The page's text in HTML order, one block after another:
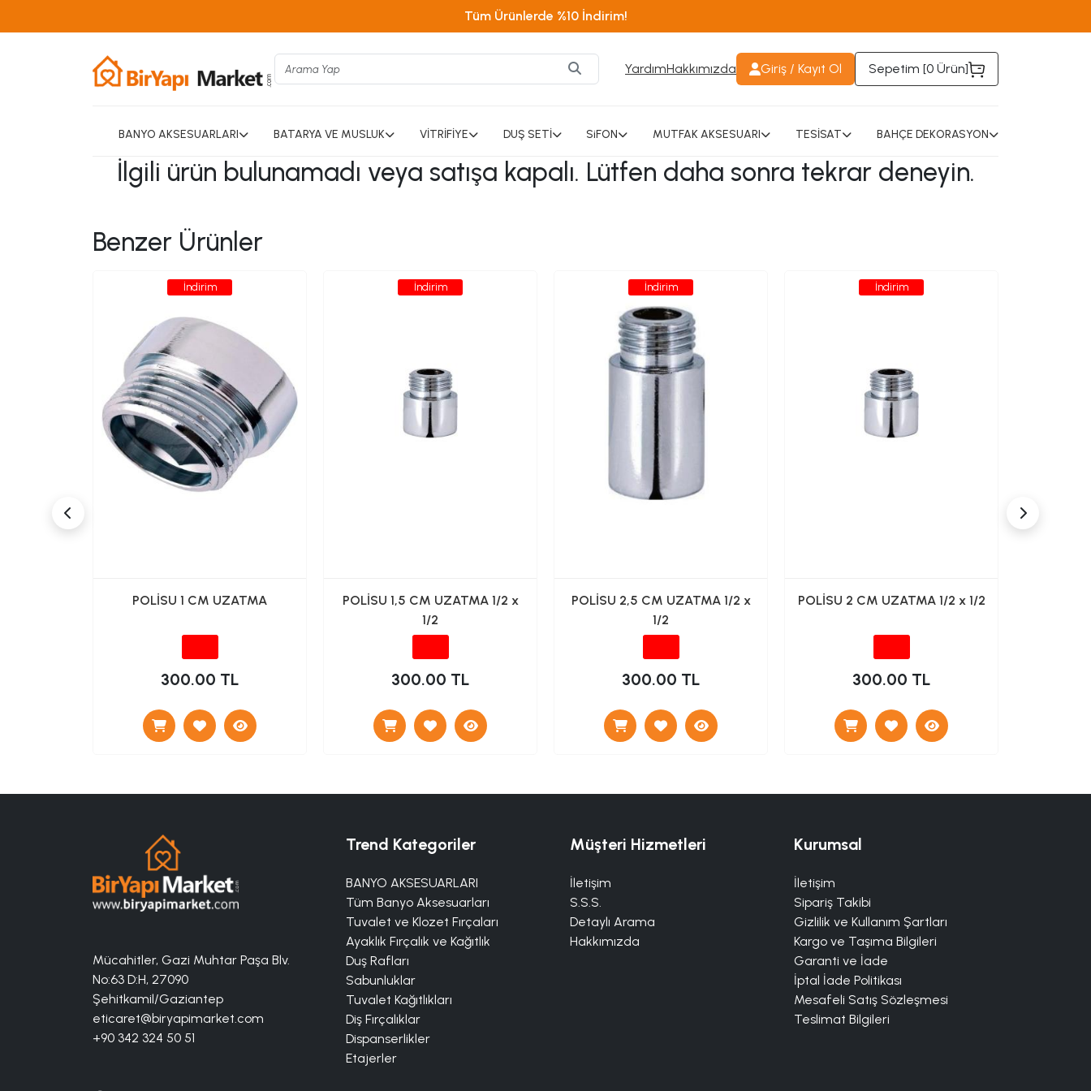
Tüm Ürünlerde %10 İndirim!
YardımHakkımızda Giriş / Kayıt Ol Sepetim [0 Ürün]
BANYO AKSESUARLARI BATARYA VE MUSLUK VİTRİFİYE DUŞ SETİ SiFON MUTFAK AKSESUARI TESİSAT BAHÇE DEKORASYON
İlgili ürün bulunamadı veya satışa kapalı. Lütfen daha sonra tekrar deneyin.
Benzer Ürünler
İndirim
POLİSU 1 CM UZATMA
300.00 TL
İndirim
POLİSU 1,5 CM UZATMA 1/2 x
1/2
300.00 TL
İndirim
POLİSU 2,5 CM UZATMA 1/2 x
1/2
300.00 TL
İndirim
POLİSU 2 CM UZATMA 1/2 x 1/2
300.00 TL
Mücahitler, Gazi Muhtar Paşa Blv.
No:63 D:H, 27090
Şehitkamil/Gaziantep
eticaret@biryapimarket.com
+90 342 324 50 51
Trend Kategoriler
BANYO AKSESUARLARI
Tüm Banyo Aksesuarları
Tuvalet ve Klozet Fırçaları
Ayaklık Fırçalık ve Kağıtlık
Duş Rafları
Sabunluklar
Tuvalet Kağıtlıkları
Diş Fırçalıklar
Dispanserlikler
Etajerler
Kurumsal
İletişim
Sipariş Takibi
Gizlilik ve Kullanım Şartları
Kargo ve Taşıma Bilgileri
Garanti ve İade
İptal İade Politikası
Mesafeli Satış Sözleşmesi
Teslimat Bilgileri
Müşteri Hizmetleri
İletişim
S.S.S.
Detaylı Arama
Hakkımızda